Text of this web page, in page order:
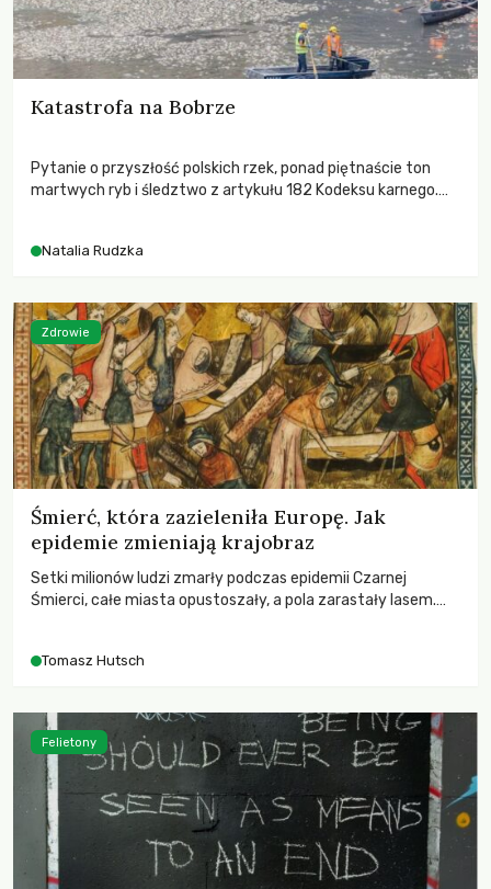
Katastrofa na Bobrze
Pytanie o przyszłość polskich rzek, ponad piętnaście ton
martwych ryb i śledztwo z artykułu 182 Kodeksu karnego.
zdarzeń prowadzących do biologicznej śmierci rzeki.
Natalia Rudzka
Śmierć, która zazieleniła Europę. Jak
epidemie zmieniają krajobraz
Setki milionów ludzi zmarły podczas epidemii Czarnej
Śmierci, całe miasta opustoszały, a pola zarastały lasem.
największych katastrof w swoich dziejach.
Tomasz Hutsch
Zdrowie
Felietony